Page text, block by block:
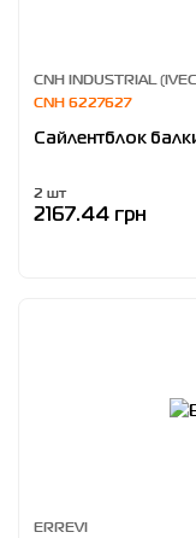
CNH INDUSTRIAL
CNH 6227627
Сайлентблок
2 шт
2167.44 грн
ERREVI